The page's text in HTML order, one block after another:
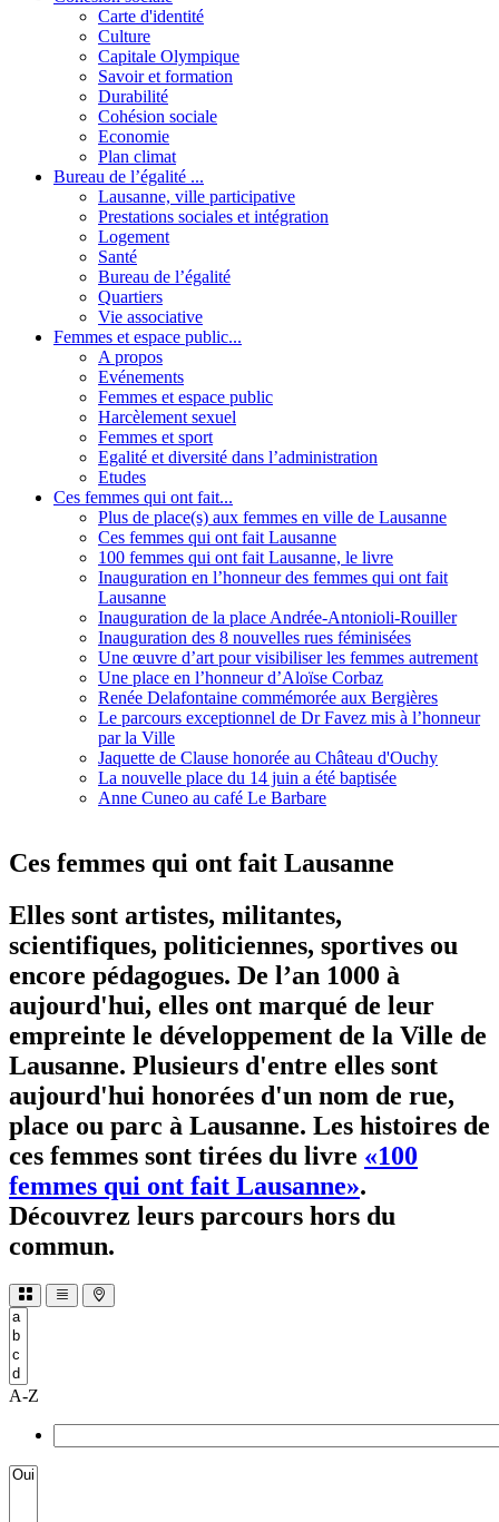
Carte d'identité
Culture
Capitale Olympique
Savoir et formation
Durabilité
Cohésion sociale
Economie
Plan climat
Bureau de l’égalité ...
Lausanne, ville participative
Prestations sociales et intégration
Logement
Santé
Bureau de l’égalité
Quartiers
Vie associative
Femmes et espace public...
A propos
Evénements
Femmes et espace public
Harcèlement sexuel
Femmes et sport
Egalité et diversité dans l’administration
Etudes
Ces femmes qui ont fait...
Plus de place(s) aux femmes en ville de Lausanne
Ces femmes qui ont fait Lausanne
100 femmes qui ont fait Lausanne, le livre
Inauguration en l’honneur des femmes qui ont fait
Lausanne
Inauguration de la place Andrée-Antonioli-Rouiller
Inauguration des 8 nouvelles rues féminisées
Une œuvre d’art pour visibiliser les femmes autrement
Une place en l’honneur d’Aloïse Corbaz
Renée Delafontaine commémorée aux Bergières
Le parcours exceptionnel de Dr Favez mis à l’honneur
par la Ville
Jaquette de Clause honorée au Château d'Ouchy
La nouvelle place du 14 juin a été baptisée
Anne Cuneo au café Le Barbare
Ces femmes qui ont fait Lausanne
Elles sont artistes, militantes,
scientifiques, politiciennes, sportives ou
encore pédagogues. De l’an 1000 à
aujourd'hui, elles ont marqué de leur
empreinte le développement de la Ville de
Lausanne. Plusieurs d'entre elles sont
aujourd'hui honorées d'un nom de rue,
place ou parc à Lausanne. Les histoires de
ces femmes sont tirées du livre «100
femmes qui ont fait Lausanne».
Découvrez leurs parcours hors du
commun.
A-Z